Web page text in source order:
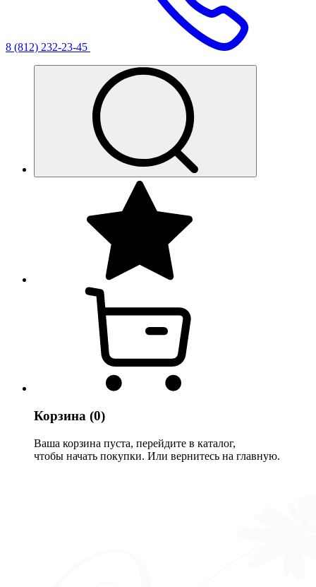
8 (812) 232-23-45
Корзина (0)
Ваша корзина пуста, перейдите в каталог,
чтобы начать покупки. Или вернитесь на главную.